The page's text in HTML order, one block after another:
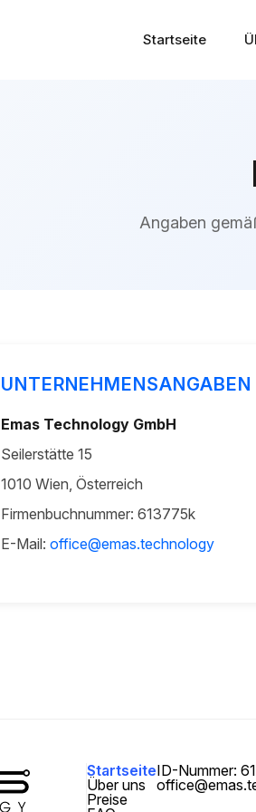
Startseite
Angaben
UNTERNEHMENSANGABEN
Emas Technology GmbH
Seilerstätte 15
1010 Wien, Österreich
Firmenbuchnummer: 613775k
E-Mail: office@emas.technology
Startseite
Über uns
Preise
ID-Nummer: